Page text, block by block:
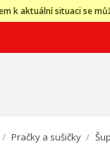
k aktuální situaci se
/ Pračky a sušičky /